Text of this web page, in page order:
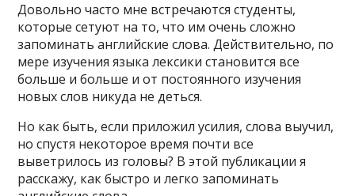
Довольно часто мне встречаются студенты,
которые сетуют на то, что им очень сложно
запоминать английские слова. Действительно, по
мере изучения языка лексики становится все
больше и больше и от постоянного изучения
новых слов никуда не деться.
Но как быть, если приложил усилия, слова выучил,
но спустя некоторое время почти все
выветрилось из головы? В этой публикации я
расскажу, как быстро и легко запоминать